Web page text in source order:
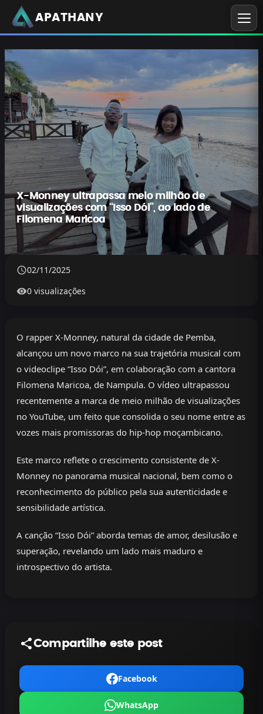
APATHANY
X-Monney ultrapassa meio milhão de
visualizações com “Isso Dói”, ao lado de
Filomena Maricoa
02/11/2025
0 visualizações
O rapper X-Monney, natural da cidade de Pemba,
alcançou um novo marco na sua trajetória musical com
o videoclipe “Isso Dói”, em colaboração com a cantora
Filomena Maricoa, de Nampula. O vídeo ultrapassou
recentemente a marca de meio milhão de visualizações
no YouTube, um feito que consolida o seu nome entre as
vozes mais promissoras do hip-hop moçambicano.
Este marco reflete o crescimento consistente de X-
Monney no panorama musical nacional, bem como o
reconhecimento do público pela sua autenticidade e
sensibilidade artística.
A canção “Isso Dói” aborda temas de amor, desilusão e
superação, revelando um lado mais maduro e
introspectivo do artista.
Compartilhe este post
Facebook
WhatsApp